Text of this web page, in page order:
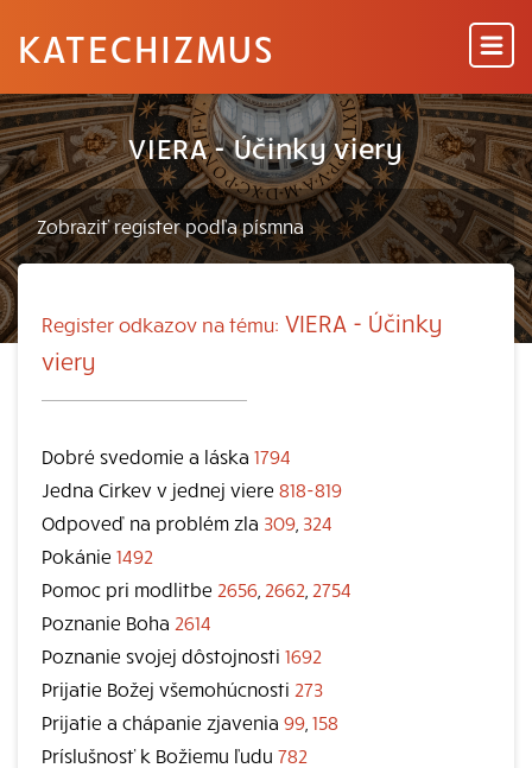
KATECHIZMUS
VIERA - Účinky viery
Register odkazov na tému: VIERA - Účinky
viery
Dobré svedomie a láska 1794
Jedna Cirkev v jednej viere 818-819
Odpoveď na problém zla 309 324
Pokánie 1492
Pomoc pri modlitbe 2656 2662 2754
Poznanie Boha 2614
Poznanie svojej dôstojnosti 1692
Prijatie Božej všemohúcnosti 273
Prijatie a chápanie zjavenia 99 158
Príslušnosť k Božiemu ľudu 782